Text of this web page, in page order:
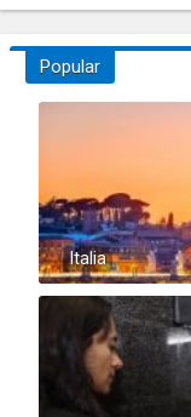
Popular
Italia